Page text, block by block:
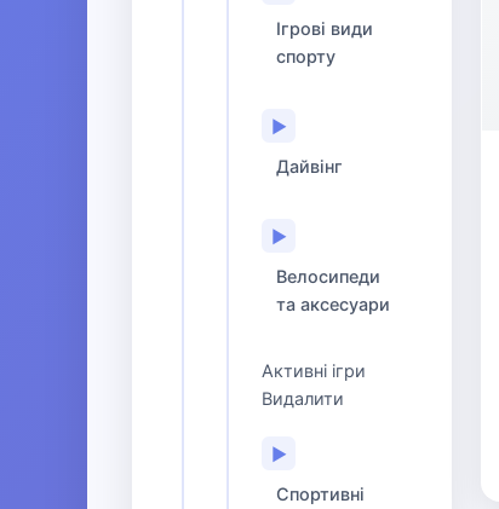
Ігрові види
спорту
▶
Дайвінг
▶
Велосипеди
та аксесуари
Активні ігри
Видалити
▶
Спортивні